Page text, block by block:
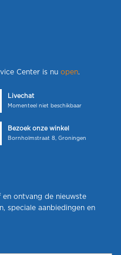
Center is nu open.
Livechat
Momenteel niet beschikbaar
Bezoek onze winkel
Bornholmstraat 8, Groningen
en ontvang de nieuwste
speciale aanbiedingen en